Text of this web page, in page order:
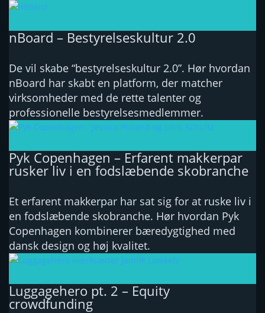
nBoard – Bestyrelseskultur 2.0
De vil skabe “bestyrelseskultur 2.0”. Hør hvordan
nBoard har skabt en platform, der matcher
virksomheder med de rette talenter og
professionelle bestyrelsesmedlemmer.
Pyk Copenhagen – Erfarent makkerpar
rusker liv i en fodslæbende skobranche
Et erfarent makkerpar har sat sig for at ruske liv i
en fodslæbende skobranche. Hør hvordan Pyk
Copenhagen kombinerer bæredygtighed med
dansk design og høj kvalitet.
Luggagehero pt. 2 – Equity
crowdfunding